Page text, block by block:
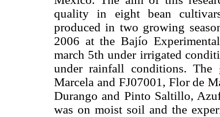
quality in eight bean
produced in two growing
2006 at the Bajío
march 5th under irrigated
under rainfall conditions.
Marcela and FJ07001, Flor de
Durango and Pinto Saltillo,
was on moist soil and the